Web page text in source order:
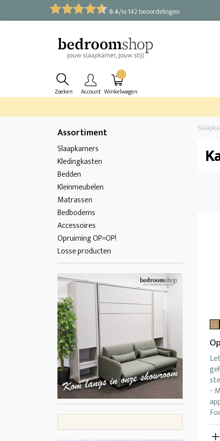
9.4/10 142 beoordelingen
Zoeken Account Winkelwagen
Assortiment
Slaapkamers
Kledingkasten
Bedden
Kleinmeubelen
Matrassen
Bedbodems
Accessoires
Opruiming OP=OP!
Losse producten
-